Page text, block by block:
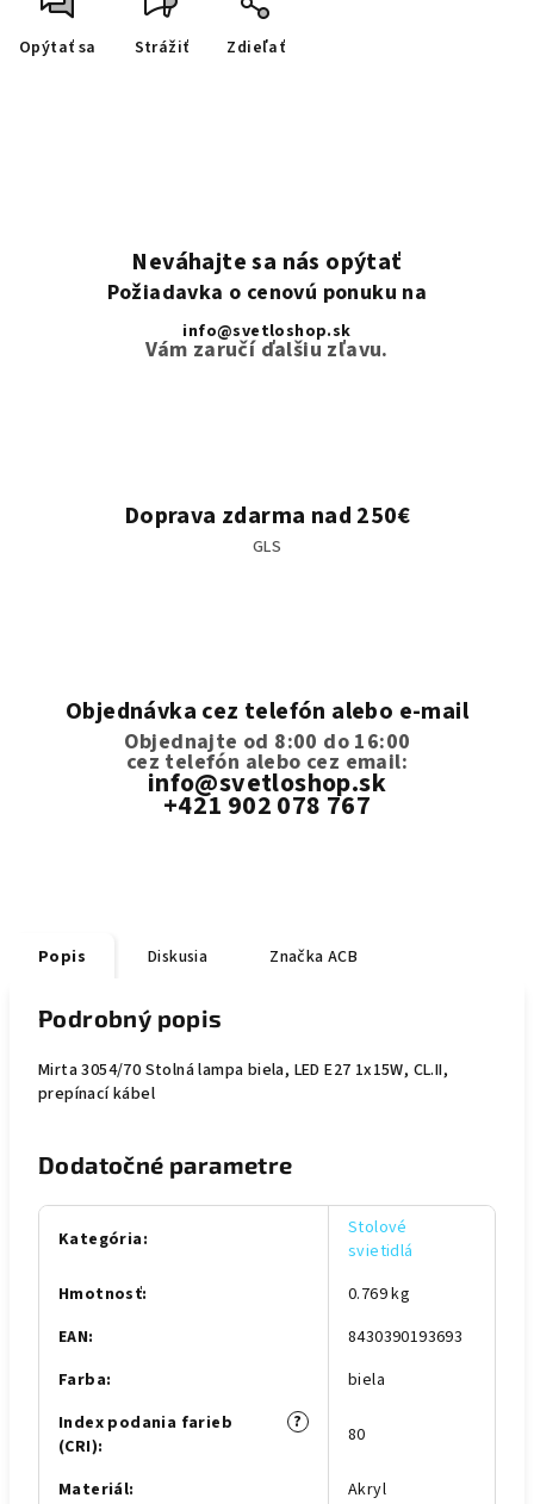
Opýtať sa Strážiť Zdieľať
Neváhajte sa nás opýtať
Požiadavka o cenovú ponuku na
info@svetloshop.sk
Vám zaručí ďalšiu zľavu.
Doprava zdarma nad 250€
GLS
Objednávka cez telefón alebo e-mail
Objednajte od 8:00 do 16:00
cez telefón alebo cez email:
info@svetloshop.sk
+421 902 078 767
Popis Diskusia Značka ACB
Podrobný popis
Mirta 3054/70 Stolná lampa biela, LED E27 1x15W, CL.II,
prepínací kábel
Dodatočné parametre
Kategória:
Stolové
svietidlá
Hmotnosť:
0.769 kg
EAN:
8430390193693
Farba:
biela
?
Index podania farieb
(CRI): 80
Materiál: Akryl